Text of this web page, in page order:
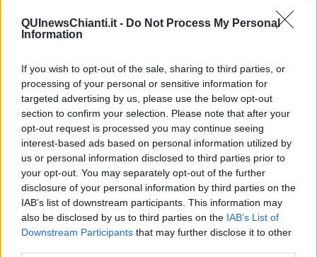
QUInewsChianti.it - Do Not Process My Personal
Information
If you wish to opt-out of the sale, sharing to third parties, or
processing of your personal or sensitive information for
targeted advertising by us, please use the below opt-out
section to confirm your selection. Please note that after your
opt-out request is processed you may continue seeing
interest-based ads based on personal information utilized by
us or personal information disclosed to third parties prior to
your opt-out. You may separately opt-out of the further
disclosure of your personal information by third parties on the
IAB’s list of downstream participants. This information may
also be disclosed by us to third parties on the IAB’s List of
Downstream Participants that may further disclose it to other
Metaverso smart
Fiamme
Confessioni autoreferenziali
Utopie
Estate
Il lago
Il diluvio
La classe
Pensieri incoerenti
Dal balcone
Insomnia
Il guardiano
Lo sgombero
Erodoto e Tucidide
Il padre della storia